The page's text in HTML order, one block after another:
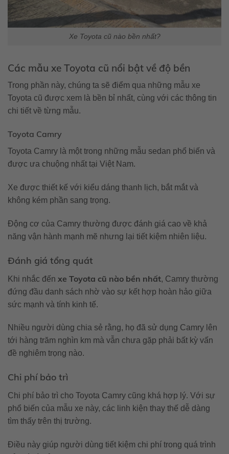
Xe Toyota cũ nào bền nhất?
Các mẫu xe Toyota cũ nổi bật về độ bền
Trong phần này, chúng ta sẽ điểm qua những mẫu xe
Toyota cũ được xem là bền bỉ nhất, cùng với các thông tin
chi tiết về từng mẫu.
Toyota Camry
Toyota Camry là một trong những mẫu sedan phổ biến và
được ưa chuộng nhất tại Việt Nam.
Xe được thiết kế với kiểu dáng thanh lịch, bắt mắt và
không kém phần sang trọng.
Động cơ của Camry thường được đánh giá cao về khả
năng vận hành mạnh mẽ nhưng lại tiết kiệm nhiên liệu.
Đánh giá tổng quát
Khi nhắc đến xe Toyota cũ nào bền nhất, Camry thường
đứng đầu danh sách nhờ vào sự kết hợp hoàn hảo giữa
sức mạnh và tính kinh tế.
Nhiều người dùng chia sẻ rằng, họ đã sử dụng Camry lên
tới hàng trăm nghìn km mà vẫn chưa gặp phải bất kỳ vấn
đề nghiêm trọng nào.
Chi phí bảo trì
Chi phí bảo trì cho Toyota Camry cũng khá hợp lý. Với sự
phổ biến của mẫu xe này, các linh kiện thay thế dễ dàng
tìm thấy trên thị trường.
Điều này giúp người dùng tiết kiệm chi phí trong quá trình